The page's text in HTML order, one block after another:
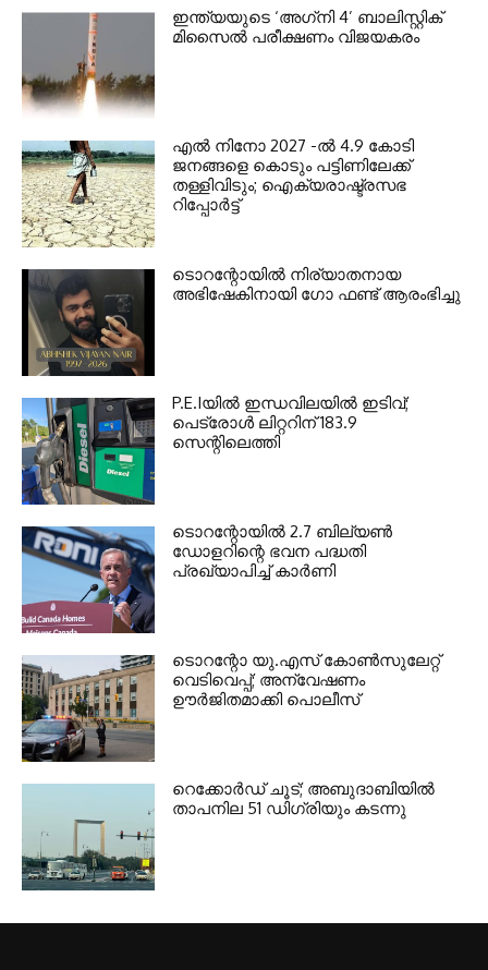
ഇന്ത്യയുടെ ‘അഗ്‌നി 4’ ബാലിസ്റ്റിക്
മിസൈല്‍ പരീക്ഷണം വിജയകരം
എല്‍ നിനോ 2027 -ല്‍ 4.9 കോടി
ജനങ്ങളെ കൊടും പട്ടിണിലേക്ക്
തള്ളിവിടും; ഐക്യരാഷ്ട്രസഭ
റിപ്പോര്‍ട്ട്
ടൊറന്റോയില്‍ നിര്യാതനായ
അഭിഷേകിനായി ഗോ ഫണ്ട് ആരംഭിച്ചു
P.E.Iയില്‍ ഇന്ധവിലയില്‍ ഇടിവ്;
പെട്രോള്‍ ലിറ്ററിന് 183.9
സെന്റിലെത്തി
ടൊറന്റോയില്‍ 2.7 ബില്യണ്‍
ഡോളറിന്റെ ഭവന പദ്ധതി
പ്രഖ്യാപിച്ച് കാര്‍ണി
ടൊറന്റോ യു.എസ് കോണ്‍സുലേറ്റ്
വെടിവെപ്പ്; അന്വേഷണം
ഊര്‍ജിതമാക്കി പൊലീസ്
റെക്കോര്‍ഡ് ചൂട്; അബുദാബിയില്‍
താപനില 51 ഡിഗ്രിയും കടന്നു